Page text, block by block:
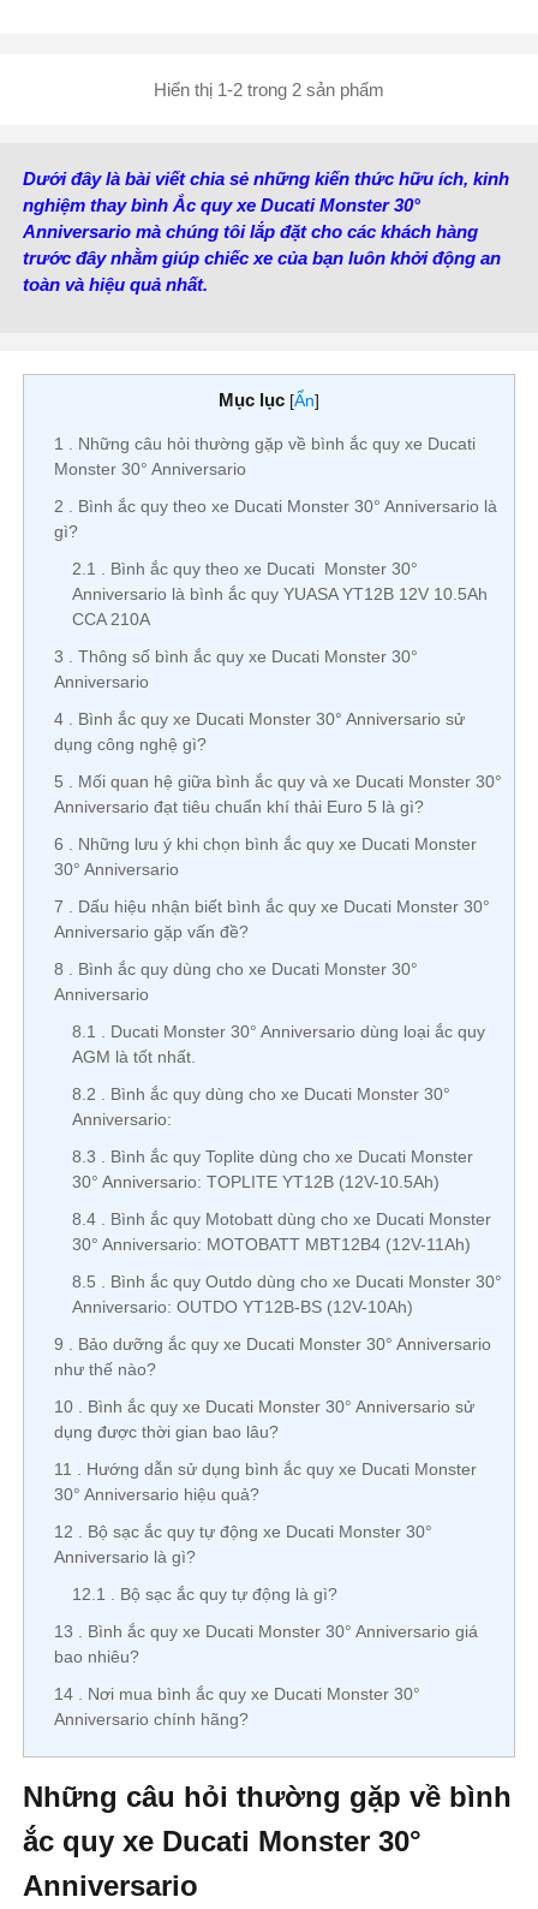
Hiển thị 1-2 trong 2 sản phẩm
Dưới đây là bài viết chia sẻ những kiến thức hữu ích, kinh
nghiệm thay bình Ắc quy xe Ducati Monster 30°
Anniversario mà chúng tôi lắp đặt cho các khách hàng
trước đây nhằm giúp chiếc xe của bạn luôn khởi động an
toàn và hiệu quả nhất.
Mục lục [Ẩn]
1
Những câu hỏi thường gặp về bình ắc quy xe Ducati
Monster 30° Anniversario
2
Bình ắc quy theo xe Ducati Monster 30° Anniversario là
gì?
2.1
Bình ắc quy theo xe Ducati Monster 30°
Anniversario là bình ắc quy YUASA YT12B 12V 10.5Ah
CCA 210A
3
Thông số bình ắc quy xe Ducati Monster 30°
Anniversario
4
Bình ắc quy xe Ducati Monster 30° Anniversario sử
dụng công nghệ gì?
5
Mối quan hệ giữa bình ắc quy và xe Ducati Monster 30°
Anniversario đạt tiêu chuẩn khí thải Euro 5 là gì?
6
Những lưu ý khi chọn bình ắc quy xe Ducati Monster
30° Anniversario
7
Dấu hiệu nhận biết bình ắc quy xe Ducati Monster 30°
Anniversario gặp vấn đề?
8
Bình ắc quy dùng cho xe Ducati Monster 30°
Anniversario
8.1
Ducati Monster 30° Anniversario dùng loại ắc quy
AGM là tốt nhất.
8.2
Bình ắc quy dùng cho xe Ducati Monster 30°
Anniversario:
8.3
Bình ắc quy Toplite dùng cho xe Ducati Monster
30° Anniversario: TOPLITE YT12B (12V-10.5Ah)
8.4
Bình ắc quy Motobatt dùng cho xe Ducati Monster
30° Anniversario: MOTOBATT MBT12B4 (12V-11Ah)
8.5
Bình ắc quy Outdo dùng cho xe Ducati Monster 30°
Anniversario: OUTDO YT12B-BS (12V-10Ah)
9
Bảo dưỡng ắc quy xe Ducati Monster 30° Anniversario
như thế nào?
10
Bình ắc quy xe Ducati Monster 30° Anniversario sử
dụng được thời gian bao lâu?
11
Hướng dẫn sử dụng bình ắc quy xe Ducati Monster
30° Anniversario hiệu quả?
12
Bộ sạc ắc quy tự động xe Ducati Monster 30°
Anniversario là gì?
12.1
Bộ sạc ắc quy tự động là gì?
13
Bình ắc quy xe Ducati Monster 30° Anniversario giá
bao nhiêu?
14
Nơi mua bình ắc quy xe Ducati Monster 30°
Anniversario chính hãng?
Những câu hỏi thường gặp về bình
ắc quy xe Ducati Monster 30°
Anniversario